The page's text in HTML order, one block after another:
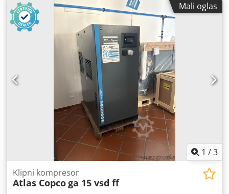
Mali oglas
1 /3
Klipni kompresor
Atlas Copcoga 15 vsd ff